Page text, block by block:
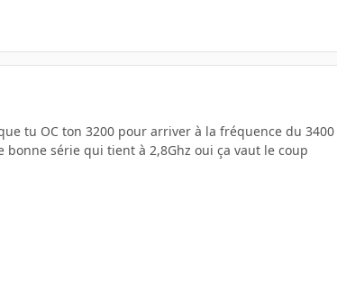
tu OC ton 3200 pour arriver à la fréquence du 3400
série qui tient à 2,8Ghz oui ça vaut le coup